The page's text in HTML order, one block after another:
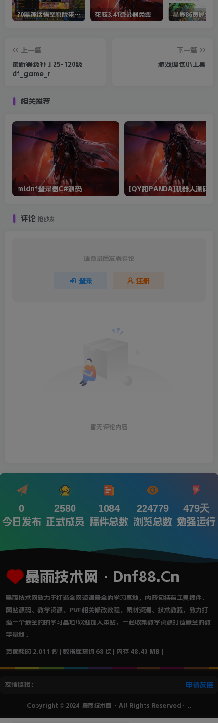
70黑神话悟空原版带cdk等全套文件 花枝3.41登录器免费 星辰86宽屏全套
上一篇
最新等级补丁25-120级
df_game_r
下一篇
游戏调试小工具
相关推荐
mldnf登录器C#源码 [QY和PANDA]机器人源码
评论 抢沙发
请登录后发表评论
登录 注册
暂无评论内容
0
今日发布
2580
正式成员
1084
稿件总数
224779
浏览总数
479天
勉强运行
暴雨技术网・Dnf88.Cn
暴雨技术网致力于打造全网资源最全的学习基地，内容包括有工具插件、
网站源码、教学资源、PVF相关修改教程、素材资源、技术教程，致力打
造一个最全的的学习基地!欢迎加入本站，一起收集教学资源打造最全的教
学基地。
页面耗时 2.011 秒 | 数据库查询 68 次 | 内存 48.49 MB |
友情链接： 申请友链
Copyright © 2024 暴雨技术网 ·All Rights Reserved· ..